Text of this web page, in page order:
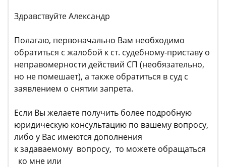
Здравствуйте Александр
Полагаю, первоначально Вам необходимо
обратиться с жалобой к ст. судебному-приставу о
неправомерности действий СП (необязательно,
но не помешает), а также обратиться в суд с
заявлением о снятии запрета.
Если Вы желаете получить более подробную
юридическую консультацию по вашему вопросу,
либо у Вас имеются дополнения
к задаваемому вопросу, то можете обращаться
ко мне или